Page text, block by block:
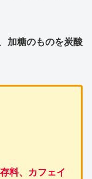
加糖のものを炭酸
存料、カフェイ